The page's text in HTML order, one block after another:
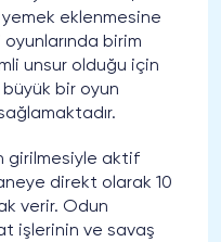
eklenmesine
birim
unsur olduğu için
bir oyun
girilmesiyle aktif
direkt olarak 10
verir. Odun
işlerinin ve savaş